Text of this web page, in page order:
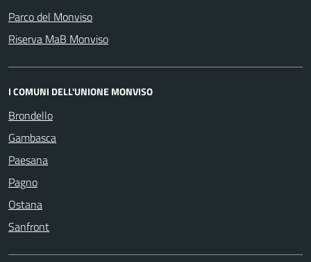
Parco del Monviso
Riserva MaB Monviso
I COMUNI DELL'UNIONE MONVISO
Brondello
Gambasca
Paesana
Pagno
Ostana
Sanfront